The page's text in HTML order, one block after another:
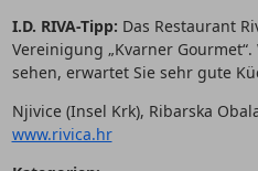
I.D. RIVA-Tipp: Das Restaurant
Vereinigung „Kvarner
sehen, erwartet Sie sehr gute
Njivice (Insel Krk), Ribarska
www.rivica.hr